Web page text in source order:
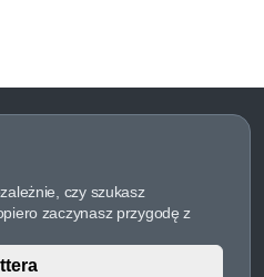
czy szukasz
zaczynasz przygodę z